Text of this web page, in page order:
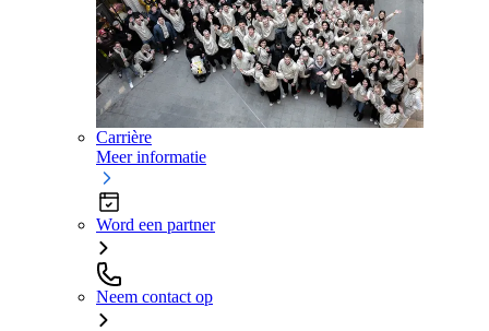
Carrière
Meer informatie
Word een partner
Neem contact op